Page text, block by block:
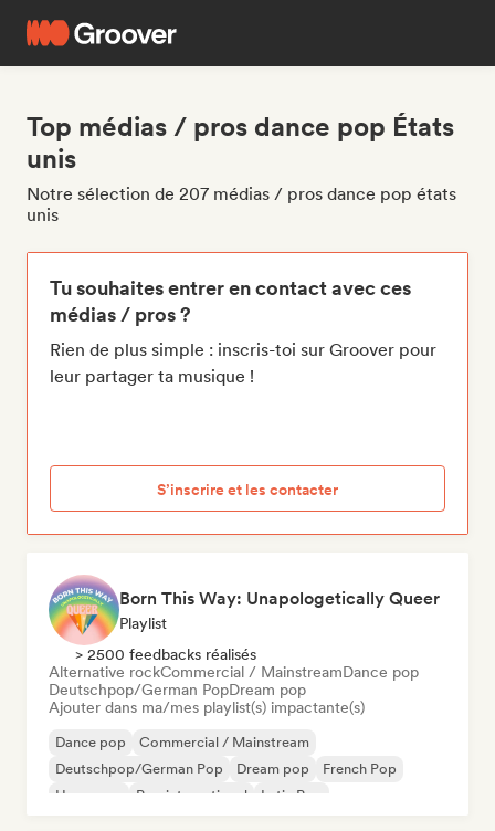
Top médias / pros dance pop États
unis
Notre sélection de 207 médias / pros dance pop états
unis
Tu souhaites entrer en contact avec ces
médias / pros ?
Rien de plus simple : inscris-toi sur Groover pour
leur partager ta musique !
S’inscrire et les contacter
Born This Way: Unapologetically Queer
Playlist
> 2500 feedbacks réalisés
Alternative rockCommercial / MainstreamDance pop
Deutschpop/German PopDream pop
Ajouter dans ma/mes playlist(s) impactante(s)
Dance pop
Commercial / Mainstream
Deutschpop/German Pop
Dream pop
French Pop
Hyperpop
Pop international Latin Pop